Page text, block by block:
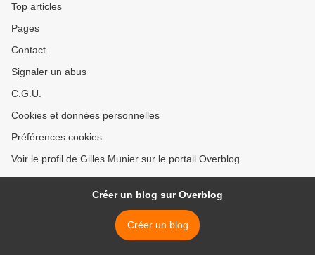
Top articles
Pages
Contact
Signaler un abus
C.G.U.
Cookies et données personnelles
Préférences cookies
Voir le profil de Gilles Munier sur le portail Overblog
Créer un blog sur Overblog
Créer un blog